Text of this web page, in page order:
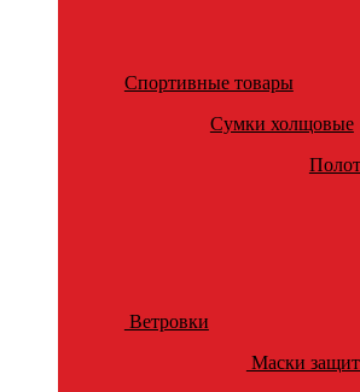
Спортивные товары
Сумки холщовые
Ветровки
Маски